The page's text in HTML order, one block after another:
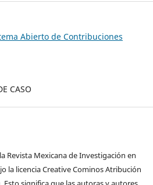
Abierto de Contribuciones
CASO
Revista Mexicana de Investigación en
la licencia Creative Cominos Atribución